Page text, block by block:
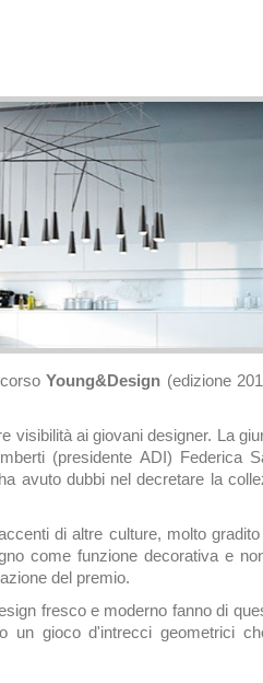
Young&Design (edizione
visibilità ai giovani designer. La
(presidente ADI) Federica
avuto dubbi nel decretare la
di altre culture, molto
come funzione decorativa e
del premio.
fresco e moderno fanno di
un gioco d'intrecci geometrici